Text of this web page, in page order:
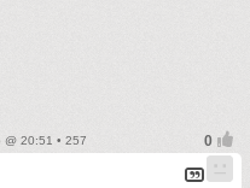
@ 20:51 • 257